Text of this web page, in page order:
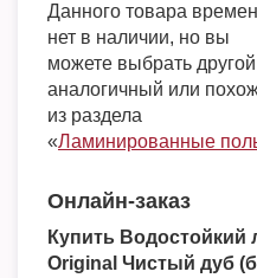
Данного товара
нет в наличии, но вы
можете выбрать другой
аналогичный или
из раздела
«Ламинированные
Онлайн-заказ
Купить Водостойкий
Original Чистый дуб